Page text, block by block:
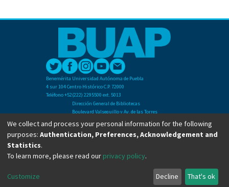
Benemérita Universidad Autónoma de Puebla
4 sur 104 Centro Histórico C.P. 72000
Teléfono +52(222) 2295500 ext. 5013
Dirección General de Bibliotecas
Boulevard Valsequillo y Av. de las Torres
Ciudad Universitaria. Col. San Manuel
C.P. 72570
Teléfono +52 (222) 2295500 Ext 2901
Copyright © Dirección General de Bibliotecas - BUAP 2024. All right reserved.
We collect and process your personal information for the following
purposes: Authentication, Preferences, Acknowledgement and
Statistics.
To learn more, please read our privacy policy.
Customize Decline That's ok